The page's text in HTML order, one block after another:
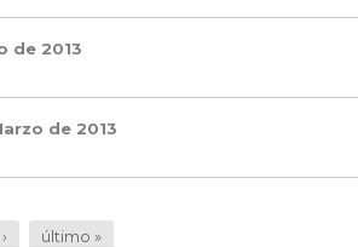
de 2013
de 2013
último »